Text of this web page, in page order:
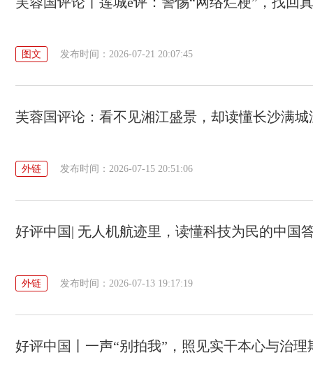
图文 发布时间：2026-07-21 20:07:45
芙蓉国评论：看不见湘江盛景，却读懂长沙满城
外链 发布时间：2026-07-15 20:51:06
好评中国| 无人机航迹里，读懂科技为民的中国
外链 发布时间：2026-07-13 19:17:19
好评中国丨一声“别拍我”，照见实干本心与治理